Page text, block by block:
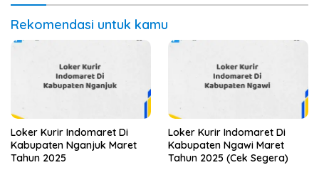
Rekomendasi untuk kamu
Loker Kurir Indomaret Di
Kabupaten Nganjuk Maret
Tahun 2025
Loker Kurir Indomaret Di
Kabupaten Ngawi Maret
Tahun 2025 (Cek Segera)